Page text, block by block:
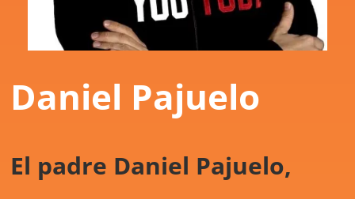
Daniel Pajuelo
El padre Daniel Pajuelo,